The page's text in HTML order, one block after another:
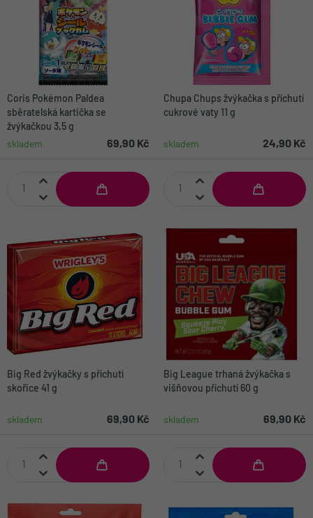
Coris Pokémon Paldea
sběratelská kartička se
žvýkačkou 3,5 g
skladem
69,90 Kč
Chupa Chups žvýkačka s příchutí
cukrové vaty 11 g
skladem 24,90 Kč
Big Red žvýkačky s příchutí
skořice 41 g
skladem 69,90 Kč
Big League trhaná žvýkačka s
višňovou příchutí 60 g
skladem 69,90 Kč